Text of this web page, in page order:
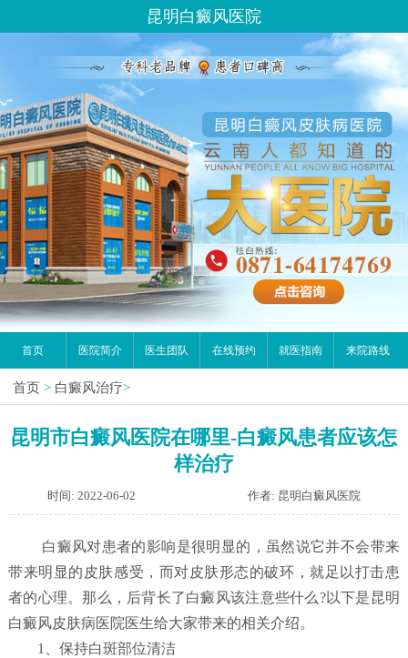
昆明白癜风医院
首页 医院简介 医生团队 在线预约 就医指南 来院路线
首页 > 白癜风治疗>
昆明市白癜风医院在哪里-白癜风患者应该怎
样治疗
时间: 2022-06-02 作者: 昆明白癜风医院
白癜风对患者的影响是很明显的，虽然说它并不会带来
带来明显的皮肤感受，而对皮肤形态的破环，就足以打击患
者的心理。那么，后背长了白癜风该注意些什么?以下是昆明
白癜风皮肤病医院医生给大家带来的相关介绍。
1、保持白斑部位清洁